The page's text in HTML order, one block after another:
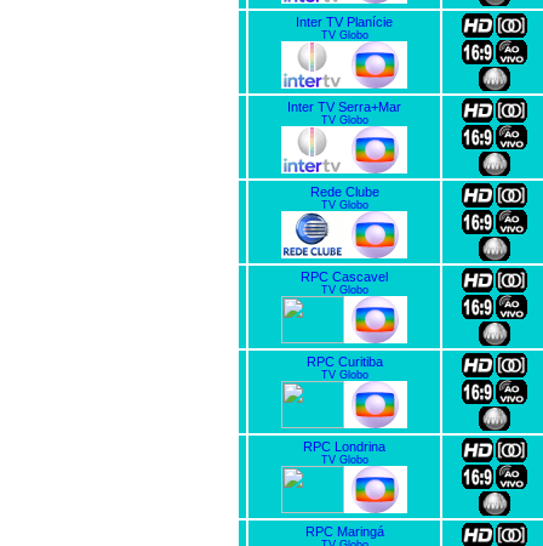
Inter TV Planície
TV Globo
Inter TV Serra+Mar
TV Globo
Rede Clube
TV Globo
RPC Cascavel
TV Globo
RPC Curitiba
TV Globo
RPC Londrina
TV Globo
RPC Maringá